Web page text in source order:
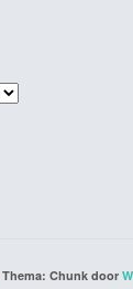
Thema: Chunk door